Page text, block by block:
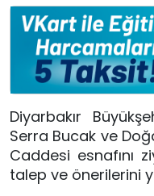
Diyarbakır
Serra Bucak ve
Caddesi esnafını
talep ve önerilerini